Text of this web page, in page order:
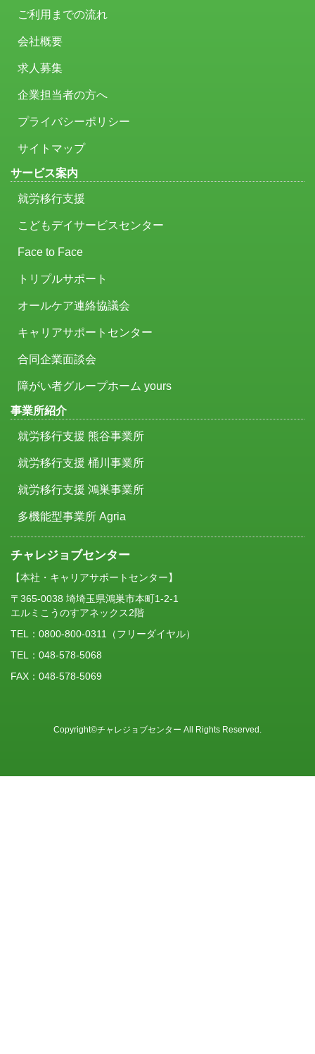
ご利用までの流れ
会社概要
求人募集
企業担当者の方へ
プライバシーポリシー
サイトマップ
サービス案内
就労移行支援
こどもデイサービスセンター
Face to Face
トリプルサポート
オールケア連絡協議会
キャリアサポートセンター
合同企業面談会
障がい者グループホーム yours
事業所紹介
就労移行支援 熊谷事業所
就労移行支援 桶川事業所
就労移行支援 鴻巣事業所
多機能型事業所 Agria
チャレジョブセンター
【本社・キャリアサポートセンター】
〒365-0038 埼埼玉県鴻巣市本町1-2-1
エルミこうのすアネックス2階
TEL： 0800-800-0311 （フリーダイヤル）
TEL：048-578-5068
FAX：048-578-5069
Copyright©チャレジョブセンター All Rights Reserved.